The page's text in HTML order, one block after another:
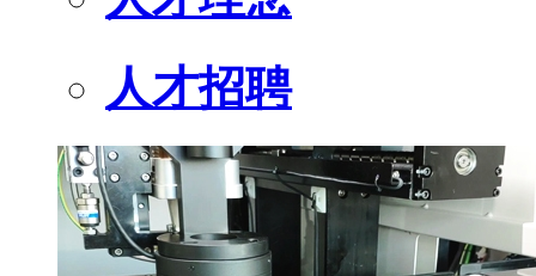
人才招聘